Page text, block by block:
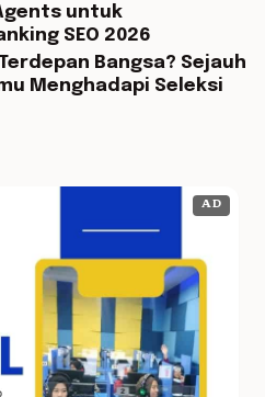
untuk
SEO 2026
Bangsa? Sejauh
Menghadapi Seleksi
AD